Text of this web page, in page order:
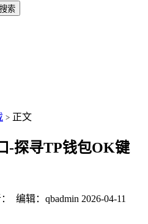
搜索
> 正文
-探寻TP钱包OK键
编辑：qbadmin 2026-04-11